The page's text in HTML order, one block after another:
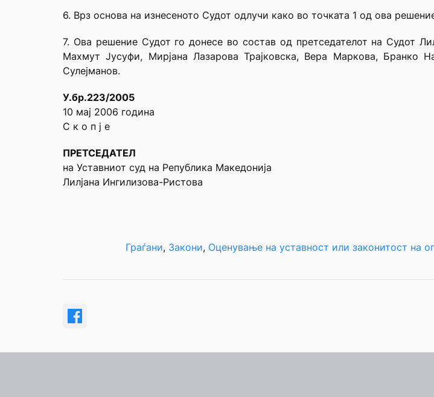
6. Врз основа на изнесеното Судот одлучи како во точката 1 од ова
7. Ова решение Судот го донесе во состав од претседателот на Судот
Махмут Јусуфи, Мирјана Лазарова Трајковска, Вера Маркова,
Сулејманов.
У.бр.223/2005
10 мај 2006 година
С к о п ј е
ПРЕТСЕДАТЕЛ
на Уставниот суд на Република Македонија
Лилјана Ингилизова-Ристова
Граѓани, Закони, Оценување на уставност или законитост на